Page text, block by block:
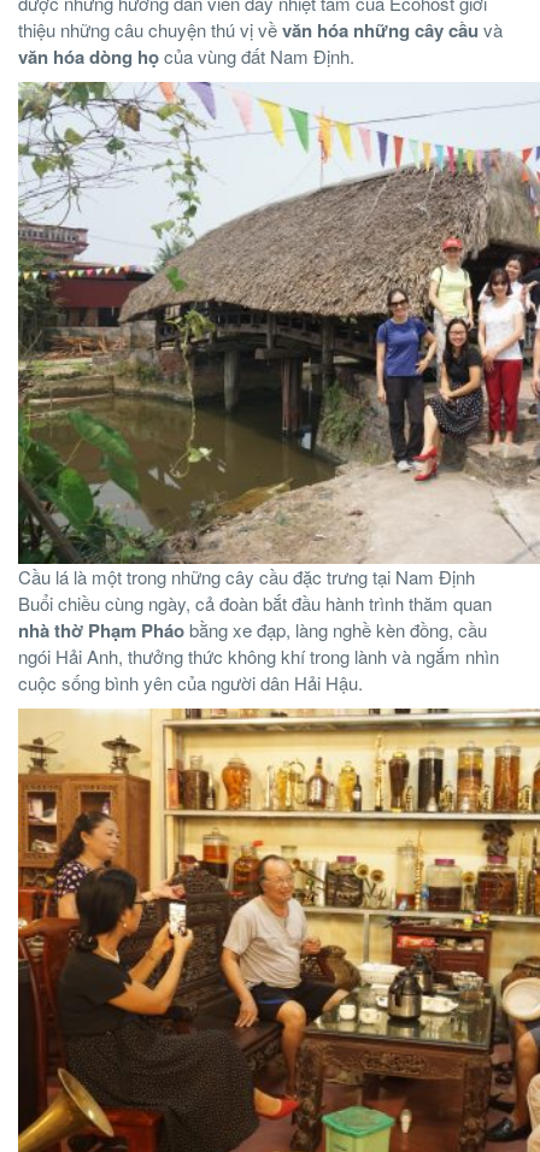
thiệu những câu chuyện thú vị vềvăn hóa những cây cầu và
văn hóa dòng họcủa vùng đất Nam Định.
Cầu lá là một trong những cây cầu đặc trưng tại Nam Định
Buổi chiều cùng ngày, cả đoàn bắt đầu hành trình thăm quan
nhà thờ Phạm Pháobằng xe đạp, làng nghề kèn đồng, cầu
ngói Hải Anh, thưởng thức không khí trong lành và ngắm nhìn
cuộc sống bình yên của người dân Hải Hậu.